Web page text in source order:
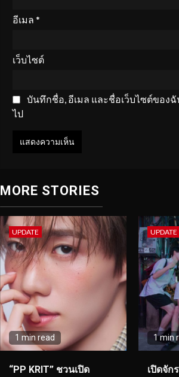
อีเมล *
เว็บไซต์
บันทึกชื่อ, อีเมล และชื่อเว็บไซต์ของ
ไป
MORE STORIES
UPDATE
1 min read
“PP KRIT” ชวนเปิด
UPDATE
1 min
เปิดจัก